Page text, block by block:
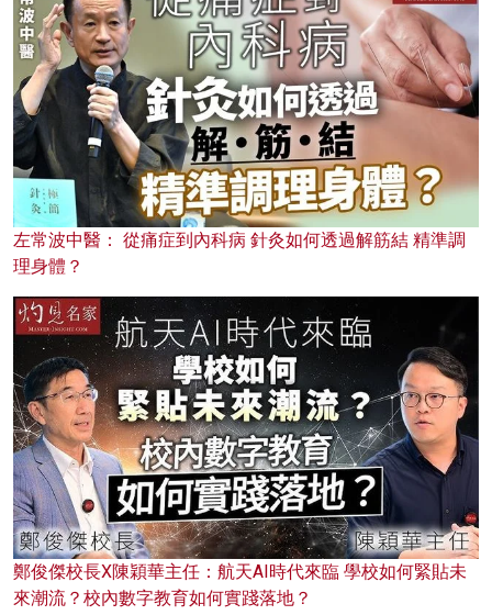
左常波中醫： 從痛症到內科病 針灸如何透過解筋結 精準調
理身體？
鄭俊傑校長X陳穎華主任：航天AI時代來臨 學校如何緊貼未
來潮流？校內數字教育如何實踐落地？